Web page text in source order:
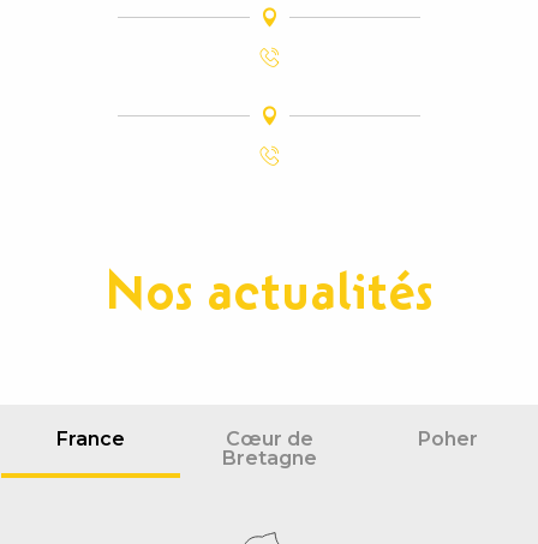
Nos actualités
France
Cœur de
Bretagne
Poher